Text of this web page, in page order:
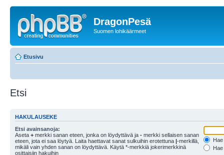
DragonPesä
Suomen lohikäärmeet
Etusivu
Etsi
HAKULAUSEKE
Etsi avainsanoja:
Aseta + merkki sanan eteen, jonka on löydyttävä ja - merkki sellaisen sanan
eteen, jota ei saa löytyä. Laita haettavat sanat sulkuihin erotettuna |-merkillä,
mikäli vain yhden sanan on löydyttävä. Käytä *-merkkiä jokerimerkkinä
osittaisiin hakuihin